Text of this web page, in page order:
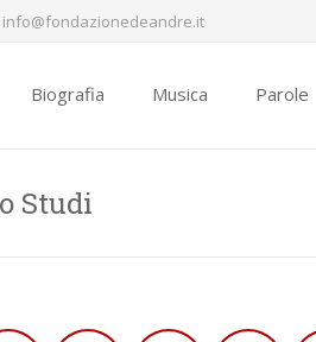
info@fondazionedeandre.it
Biografia Musica Parole
Studi